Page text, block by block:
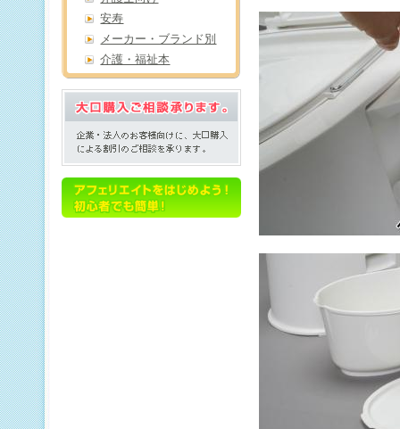
安寿
メーカー・ブランド別
介護・福祉本